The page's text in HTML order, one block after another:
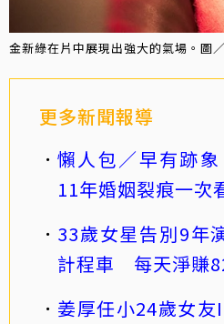
金新綠在片中展現出強大的氣場。圖
更多新聞報導
懶人包／早有跡
11年婚姻裂痕一次
33歲女星告別9年
計程車 每天淨賺
姜厚任小24歲女友